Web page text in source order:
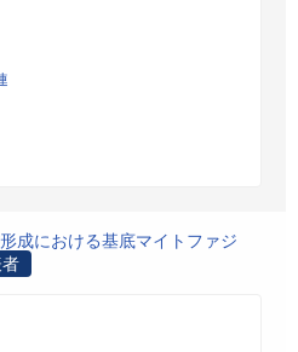
成における基底マイトファジ